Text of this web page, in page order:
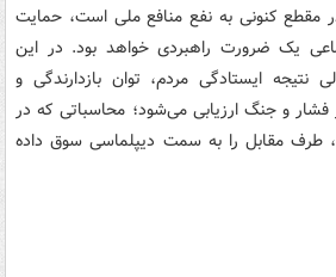
مقطع کنونی به نفع منافع ملی است، حمایت
یک ضرورت راهبردی خواهد بود. در این
نتیجه ایستادگی مردم، توان بازدارندگی و
و جنگ ارزیابی می‌شود؛ محاسباتی که در
طرف مقابل را به سمت دیپلماسی سوق داده